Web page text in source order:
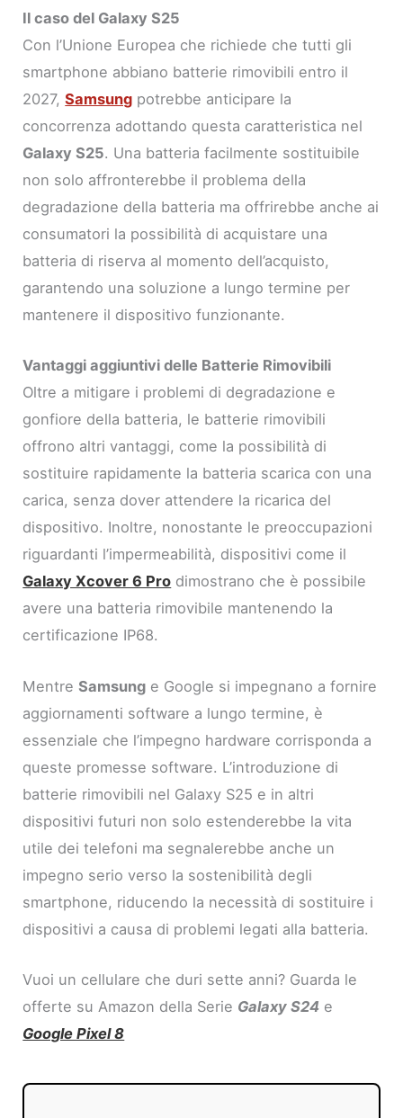
Il caso del Galaxy S25
Con l’Unione Europea che richiede che tutti gli
smartphone abbiano batterie rimovibili entro il
2027,Samsung potrebbe anticipare la
concorrenza adottando questa caratteristica nel
Galaxy S25. Una batteria facilmente sostituibile
non solo affronterebbe il problema della
degradazione della batteria ma offrirebbe anche ai
consumatori la possibilità di acquistare una
batteria di riserva al momento dell’acquisto,
garantendo una soluzione a lungo termine per
mantenere il dispositivo funzionante.
Vantaggi aggiuntivi delle Batterie Rimovibili
Oltre a mitigare i problemi di degradazione e
gonfiore della batteria, le batterie rimovibili
offrono altri vantaggi, come la possibilità di
sostituire rapidamente la batteria scarica con una
carica, senza dover attendere la ricarica del
dispositivo. Inoltre, nonostante le preoccupazioni
riguardanti l’impermeabilità, dispositivi come il
Galaxy Xcover 6 Pro dimostrano che è possibile
avere una batteria rimovibile mantenendo la
certificazione IP68.
MentreSamsung e Google si impegnano a fornire
aggiornamenti software a lungo termine, è
essenziale che l’impegno hardware corrisponda a
queste promesse software. L’introduzione di
batterie rimovibili nel Galaxy S25 e in altri
dispositivi futuri non solo estenderebbe la vita
utile dei telefoni ma segnalerebbe anche un
impegno serio verso la sostenibilità degli
smartphone, riducendo la necessità di sostituire i
dispositivi a causa di problemi legati alla batteria.
Vuoi un cellulare che duri sette anni? Guarda le
offerte su Amazon della Serie Galaxy S24 e
Google Pixel 8